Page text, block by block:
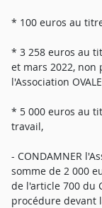
* 100 euros au
* 3 258 euros au
et mars 2022, non
l'Association
* 5 000 euros au
travail,
- CONDAMNER
somme de 2 000
de l'article 700 du
procédure devant